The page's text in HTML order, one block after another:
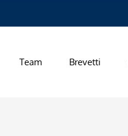
Team Brevetti